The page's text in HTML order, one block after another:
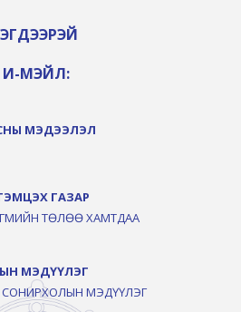
И-МЭЙЛ:
МЭДЭЭЛЭЛ
ГАЗАР
ТӨЛӨӨ ХАМТДАА
МЭДҮҮЛЭГ
МЭДҮҮЛЭГ